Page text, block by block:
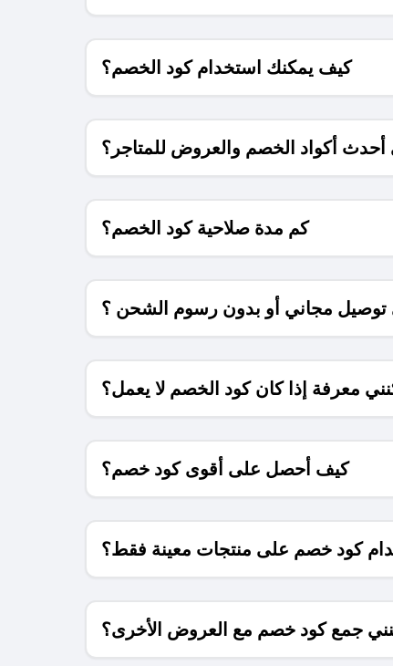
كيف يمكنك استخدام كود الخصم؟
أكواد الخصم والعروض للمتاجر؟
كم مدة صلاحية كود الخصم؟
مجاني أو بدون رسوم الشحن ؟
معرفة إذا كان كود الخصم لا يعمل؟
كيف أحصل على أقوى كود خصم؟
كود خصم على منتجات معينة فقط؟
جمع كود خصم مع العروض الأخرى؟